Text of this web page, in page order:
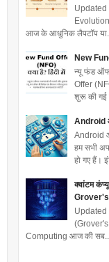
Updated
आज के आधुनिक लैपटॉप
New
न्यू फंड
Offer
शुरू की गई
Android
Android
हम सभी
हो गए हैं।
क्वांटम
Updated
Computing आज की